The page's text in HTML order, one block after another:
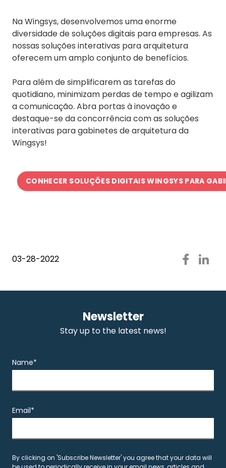
Na Wingsys, desenvolvemos uma enorme
diversidade de soluções digitais para empresas. As
nossas soluções interativas para arquitetura
oferecem um amplo conjunto de benefícios.
Para além de simplificarem as tarefas do
quotidiano, minimizam perdas de tempo e agilizam
a comunicação. Abra portas à inovação e
destaque-se da concorrência com as soluções
interativas para gabinetes de arquitetura da
Wingsys!
CONHECER SOLUÇÕES DIGITAIS WINGSYS PARA
03-28-2022
Newsletter
Stay up to the latest news!
Name*
Email*
By clicking on 'Subscribe Newsletter' you agree that your data will